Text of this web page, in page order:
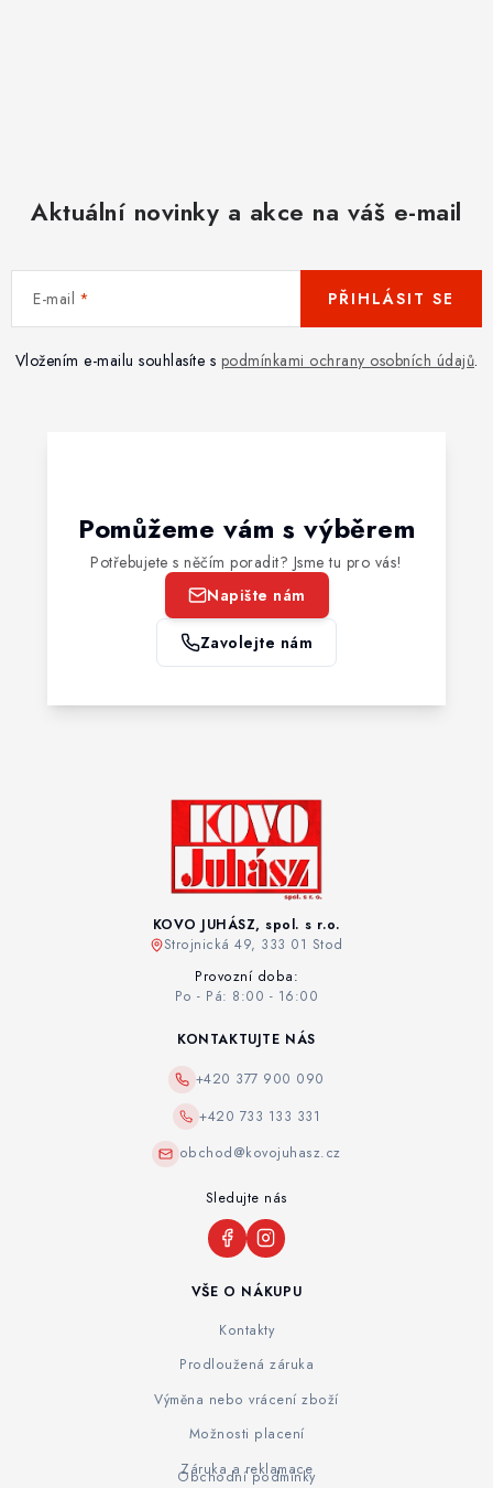
Aktuální novinky a akce na váš e-mail
E-mail
Vložením e-mailu souhlasíte s podmínkami ochrany osobních údajů.
PŘIHLÁSIT SE
Pomůžeme vám s výběrem
Potřebujete s něčím poradit? Jsme tu pro vás!
Napište nám
Zavolejte nám
KOVO JUHÁSZ, spol. s r.o.
Strojnická 49, 333 01 Stod
Provozní doba:
Po - Pá: 8:00 - 16:00
VŠE O NÁKUPU
Kontakty
Prodloužená záruka
Výměna nebo vrácení zboží
Možnosti placení
Záruka a reklamace
Obchodní podmínky
KONTAKTUJTE NÁS
+420 377 900 090
+420 733 133 331
obchod@kovojuhasz.cz
Sledujte nás